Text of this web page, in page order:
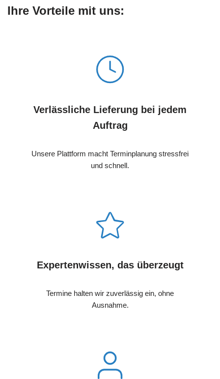
Ihre Vorteile mit uns:
Verlässliche Lieferung bei jedem
Auftrag
Unsere Plattform macht Terminplanung stressfrei
und schnell.
Expertenwissen, das überzeugt
Termine halten wir zuverlässig ein, ohne
Ausnahme.